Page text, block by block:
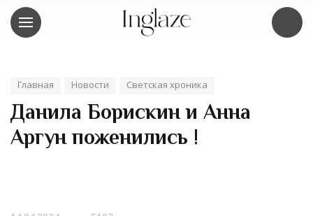
Главная Новости Светская хроника
Данила Борискин и Анна
Аргун поженились !